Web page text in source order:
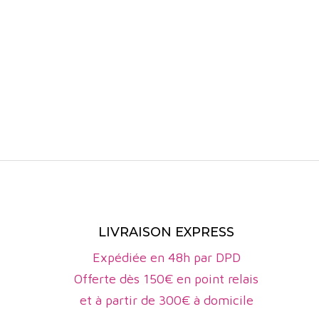
pep's,
De couleur
LIVRAISON EXPRESS
Expédiée en 48h par DPD
Offerte dès 150€ en point relais
et à partir de 300€ à domicile